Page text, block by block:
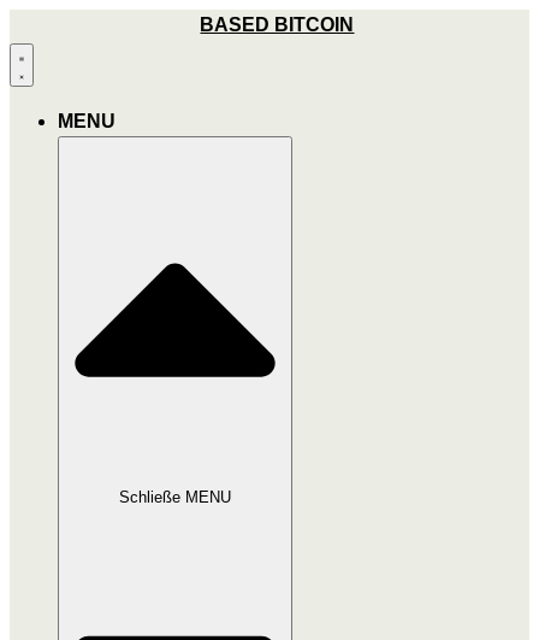
Inhalt
wechseln
BASED BITCOIN
MENU
Schließe MENU